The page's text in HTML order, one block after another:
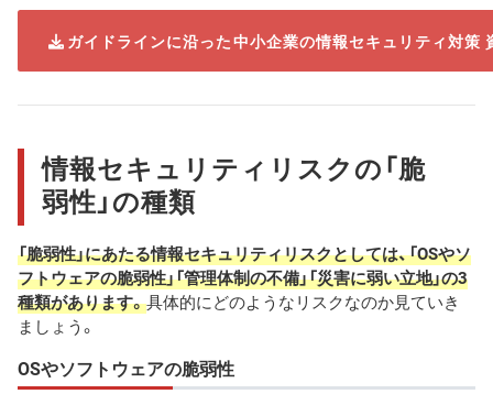
ガイドラインに沿った中小企業の情報セキュリティ対策
情報セキュリティリスクの「脆
弱性」の種類
「脆弱性」にあたる情報セキュリティリスクとしては、「OSやソ
フトウェアの脆弱性」「管理体制の不備」「災害に弱い立地」の3
種類があります。具体的にどのようなリスクなのか見ていき
ましょう。
OSやソフトウェアの脆弱性